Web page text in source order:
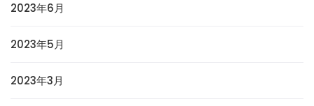
2023年6月
2023年5月
2023年3月